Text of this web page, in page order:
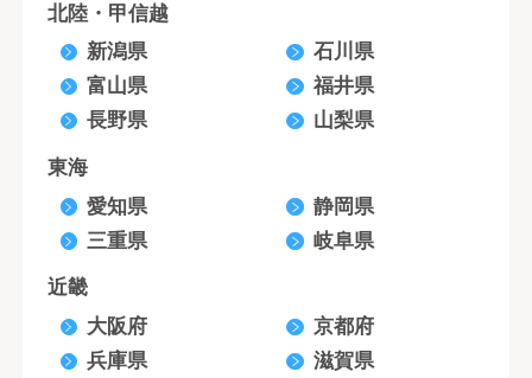
北陸・甲信越
新潟県
石川県
富山県
福井県
長野県
山梨県
東海
愛知県
静岡県
三重県
岐阜県
近畿
大阪府
京都府
兵庫県
滋賀県